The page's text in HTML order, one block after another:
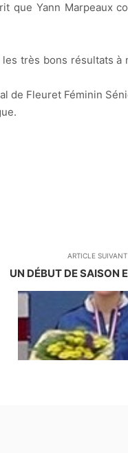
que Yann Marpeaux
très bons résultats à
de Fleuret Féminin
ARTICLE SUIVANT
UN DÉBUT DE SAISON